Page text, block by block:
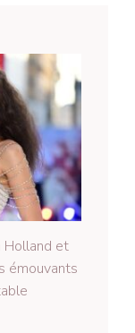
Holland et
émouvants